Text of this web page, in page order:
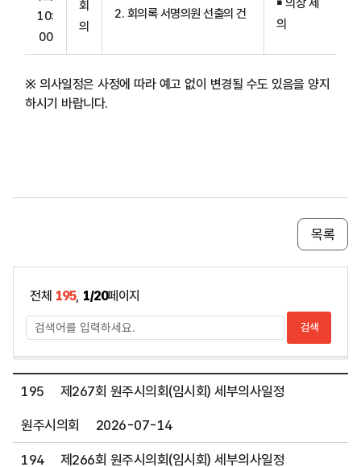
10:
00
회
의
2. 회의록 서명의원 선출의 건
의
※ 의사일정은 사정에 따라 예고 없이 변경될 수도 있음을 양지
하시기 바랍니다.
목록
전체 195, 1/20페이지
195 제267회 원주시의회(임시회) 세부의사일정
원주시의회 2026-07-14
194 제266회 원주시의회(임시회) 세부의사일정